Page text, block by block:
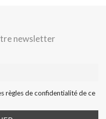
newsletter
règles de confidentialité de ce